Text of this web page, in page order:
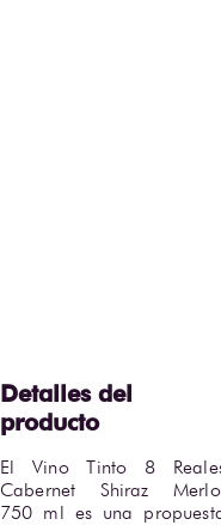
El Vino Tinto 8
Cabernet Shiraz
750 ml es una